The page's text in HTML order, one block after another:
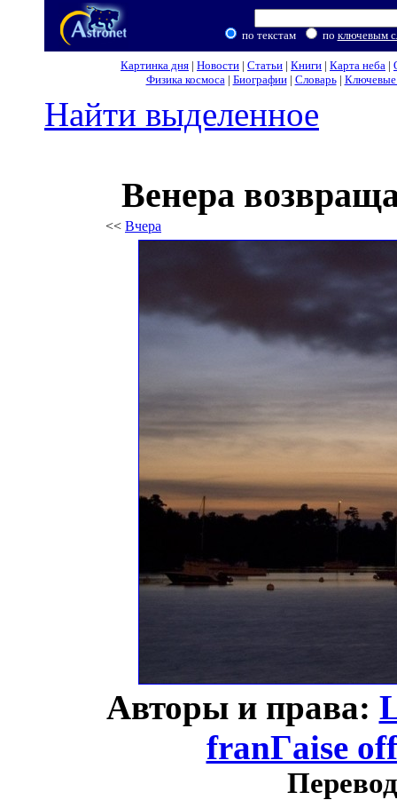
по текстам по ключевым
Картинка дня | Новости | Статьи | Книги | Карта неба |
Физика космоса| Биографии| Словарь| Ключевые
Найти выделенное
Венера
<< Вчера
Авторы и права:
franГaise